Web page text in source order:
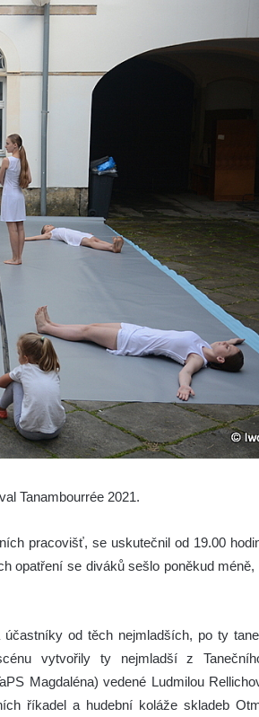
Tanambourrée 2021.
pracovišť, se uskutečnil od 19.00
opatření se diváků sešlo poněkud méně,
od těch nejmladších, po ty
vytvořily ty nejmladší z
Magdaléna) vedené Ludmilou
říkadel a hudební koláže skladeb